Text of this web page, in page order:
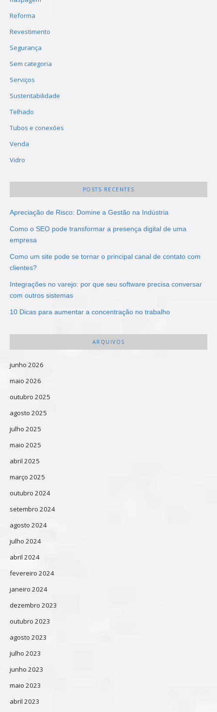
Reforma
Revestimento
Segurança
Sem categoria
Serviços
Sustentabilidade
Telhado
Tubos e conexões
Venda
Vidro
POSTS RECENTES
Apreciação de Risco: Domine a Gestão na Indústria
Como o SEO pode transformar a presença digital de uma
empresa
Como um site pode se tornar o principal canal de contato com
clientes?
Integrações no varejo: por que seu software precisa conversar
com outros sistemas
10 Dicas para aumentar a concentração no trabalho
ARQUIVOS
junho 2026
maio 2026
outubro 2025
agosto 2025
julho 2025
maio 2025
abril 2025
março 2025
outubro 2024
setembro 2024
agosto 2024
julho 2024
abril 2024
fevereiro 2024
janeiro 2024
dezembro 2023
outubro 2023
agosto 2023
julho 2023
junho 2023
maio 2023
abril 2023